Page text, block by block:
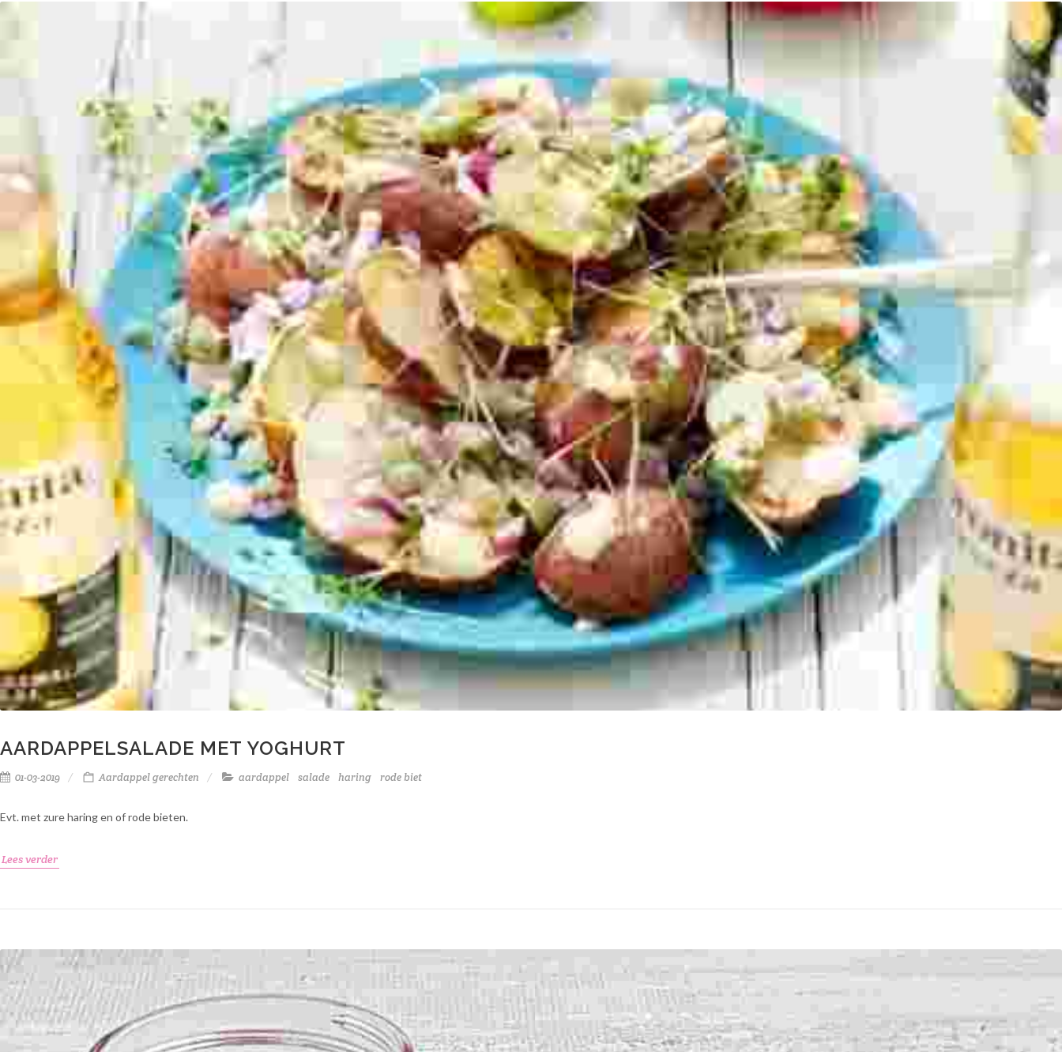
AARDAPPELSALADE MET YOGHURT
01-03-2019 Aardappel gerechten aardappel salade haring rode biet
Evt. met zure haring en of rode bieten.
Lees verder